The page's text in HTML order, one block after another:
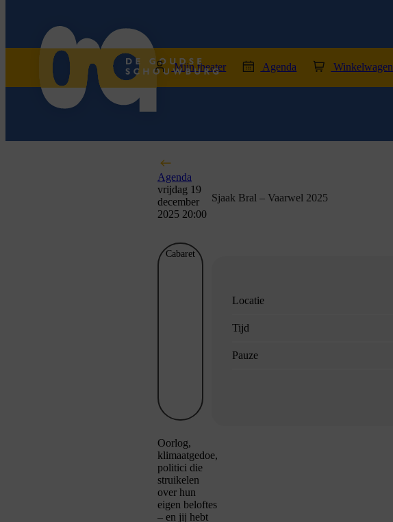
Mijn theater Agenda Winkelwagen
Agenda
vrijdag 19
december
2025 20:00
Sjaak Bral – Vaarwel 2025
Cabaret
Locatie
Tijd
Pauze
Oorlog,
klimaatgedoe,
politici die
struikelen
over hun
eigen beloftes
– en jij hebt